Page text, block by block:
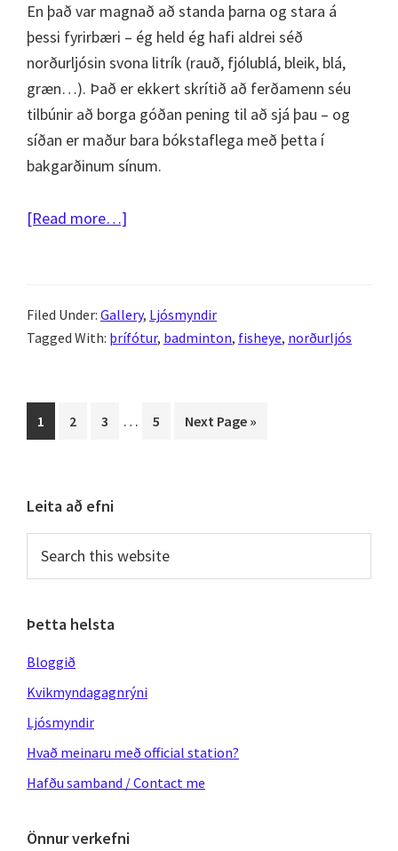
En það var magnað að standa þarna og stara á
þessi fyrirbæri – ég held ég hafi aldrei séð
norðurljósin svona litrík (rauð, fjólublá, bleik, blá,
græn…). Það er ekkert skrítið að ferðamenn séu
tilbúnir að borga góðan pening til að sjá þau – og
síðan er maður bara bókstaflega með þetta í
bakgarðinum sínum.
[Read more…]
2010
Filed Under: Gallery, Ljósmyndir
Tagged With: þrífótur, badminton, fisheye, norðurljós
Page
1 Page
2 Page
3
Interim
… Page
5
Go
Next Page »
Primary
Sidebar
Leita að efni
this
Þetta helsta
Bloggið
Kvikmyndagagnrýni
Ljósmyndir
Hvað meinaru með official station?
Hafðu samband / Contact me
Önnur verkefni